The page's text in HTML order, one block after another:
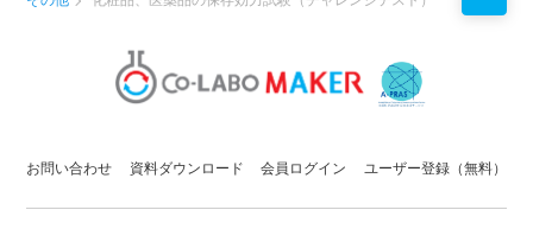
お問い合わせ 資料ダウンロード 会員ログイン ユーザー登録（無料）